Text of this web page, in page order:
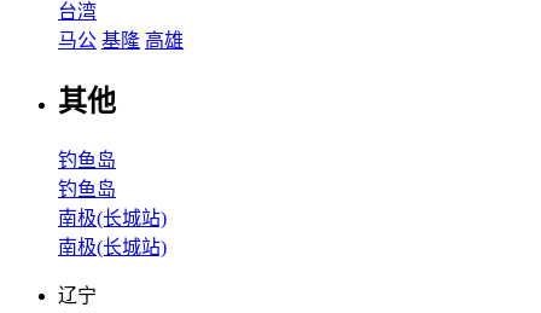
台湾
马公 基隆 高雄
其他
钓鱼岛
钓鱼岛
南极(长城站)
南极(长城站)
辽宁